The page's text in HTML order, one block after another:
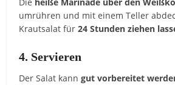
umrühren und miteinemTeller
Krautsalatfür24Stundenziehen
4. Servieren
DerSalat kanngutvorbereitet